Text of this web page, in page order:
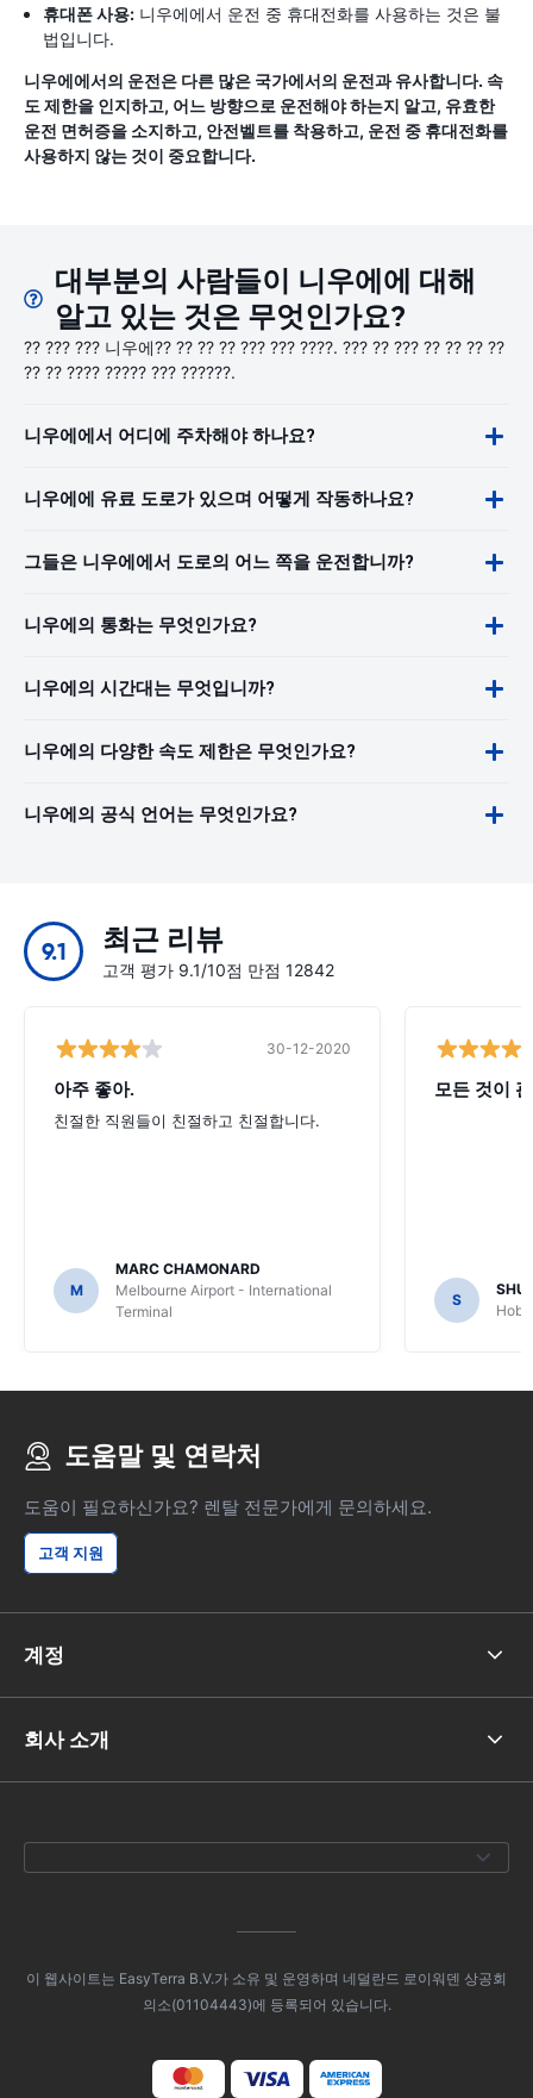
휴대폰 사용: 니우에에서 운전 중 휴대전화를 사용하는 것은 불
법입니다.
니우에에서의 운전은 다른 많은 국가에서의 운전과 유사합니다. 속
도 제한을 인지하고, 어느 방향으로 운전해야 하는지 알고, 유효한
운전 면허증을 소지하고, 안전벨트를 착용하고, 운전 중 휴대전화를
사용하지 않는 것이 중요합니다.
대부분의 사람들이 니우에에 대해
알고 있는 것은 무엇인가요?
?? ??? ??? 니우에?? ?? ?? ?? ??? ??? ????. ??? ?? ??? ?? ?? ?? ??
?? ?? ???? ????? ??? ??????.
니우에에서 어디에 주차해야 하나요?
니우에에 유료 도로가 있으며 어떻게 작동하나요?
그들은 니우에에서 도로의 어느 쪽을 운전합니까?
니우에의 통화는 무엇인가요?
니우에의 시간대는 무엇입니까?
니우에의 다양한 속도 제한은 무엇인가요?
니우에의 공식 언어는 무엇인가요?
9.1 최근 리뷰
고객 평가 9.1/10점 만점 12842
30-12-2020
아주 좋아.
친절한 직원들이 친절하고 친절합니다.
M
MARC CHAMONARD
Melbourne Airport - International
Terminal
모든 것이
S
도움말 및 연락처
도움이 필요하신가요? 렌탈 전문가에게 문의하세요.
고객 지원
계정
회사 소개
이 웹사이트는 EasyTerra B.V.가 소유 및 운영하며 네덜란드 로이워덴 상공회
의소(01104443)에 등록되어 있습니다.